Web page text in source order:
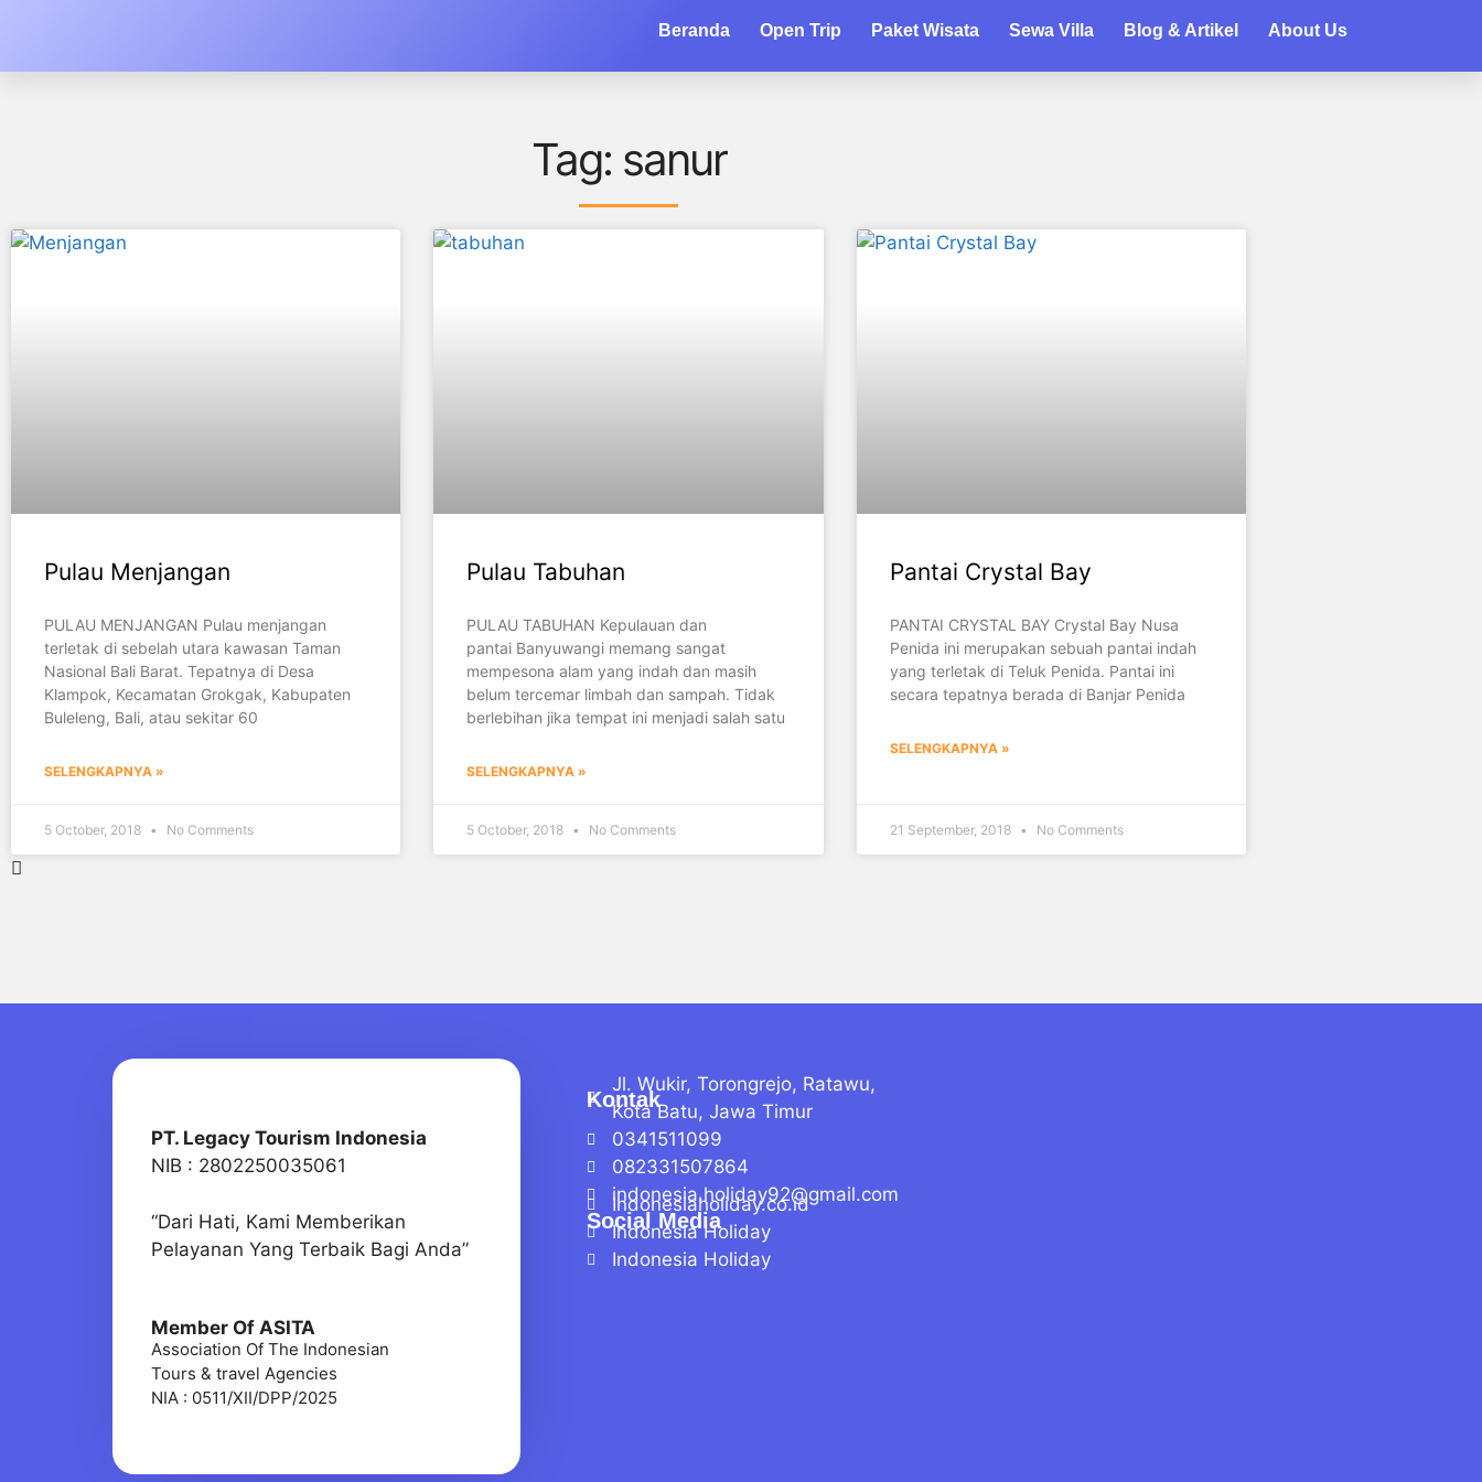
Beranda Open Trip Paket Wisata Sewa Villa Blog & Artikel About Us
Tag: sanur
Pulau Menjangan
PULAU MENJANGAN Pulau menjangan
terletak di sebelah utara kawasan Taman
Nasional Bali Barat. Tepatnya di Desa
Klampok, Kecamatan Grokgak, Kabupaten
Buleleng, Bali, atau sekitar 60
SELENGKAPNYA »
5 October, 2018 No Comments
Pulau Tabuhan
PULAU TABUHAN Kepulauan dan
pantai Banyuwangi memang sangat
mempesona alam yang indah dan masih
belum tercemar limbah dan sampah. Tidak
berlebihan jika tempat ini menjadi salah satu
SELENGKAPNYA »
5 October, 2018 No Comments
Pantai Crystal Bay
PANTAI CRYSTAL BAY Crystal Bay Nusa
Penida ini merupakan sebuah pantai indah
yang terletak di Teluk Penida. Pantai ini
secara tepatnya berada di Banjar Penida
SELENGKAPNYA »
21 September, 2018 No Comments
PT. Legacy Tourism Indonesia
NIB : 2802250035061
“Dari Hati, Kami Memberikan
Pelayanan Yang Terbaik Bagi Anda”
Member Of ASITA
Association Of The Indonesian
Tours & travel Agencies
NIA : 0511/XII/DPP/2025
Kontak
Jl. Wukir, Torongrejo, Ratawu,
Kota Batu, Jawa Timur
0341511099
082331507864
indonesia.holiday92@gmail.com
Social Media
Indonesiaholiday.co.id
Indonesia Holiday
Indonesia Holiday